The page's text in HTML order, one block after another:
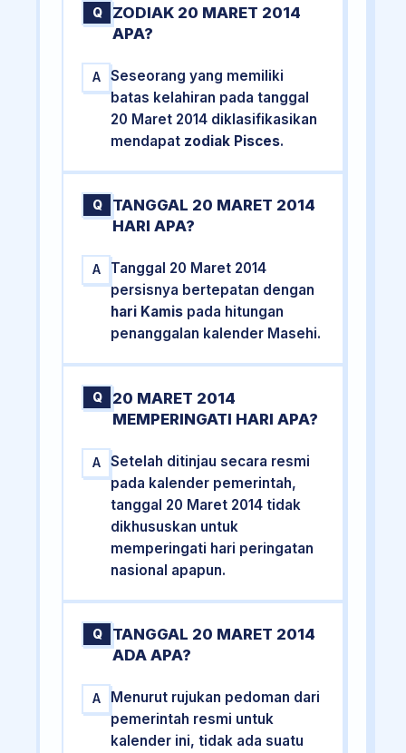
Q
ZODIAK 20 MARET 2014
APA?
A
Seseorang yang memiliki
batas kelahiran pada tanggal
20 Maret 2014 diklasifikasikan
mendapat zodiak Pisces.
Q
TANGGAL 20 MARET 2014
HARI APA?
A
Tanggal 20 Maret 2014
persisnya bertepatan dengan
hari Kamis pada hitungan
penanggalan kalender Masehi.
Q
20 MARET 2014
MEMPERINGATI HARI APA?
A
Setelah ditinjau secara resmi
pada kalender pemerintah,
tanggal 20 Maret 2014 tidak
dikhususkan untuk
memperingati hari peringatan
nasional apapun.
Q
TANGGAL 20 MARET 2014
ADA APA?
A
Menurut rujukan pedoman dari
pemerintah resmi untuk
kalender ini, tidak ada suatu